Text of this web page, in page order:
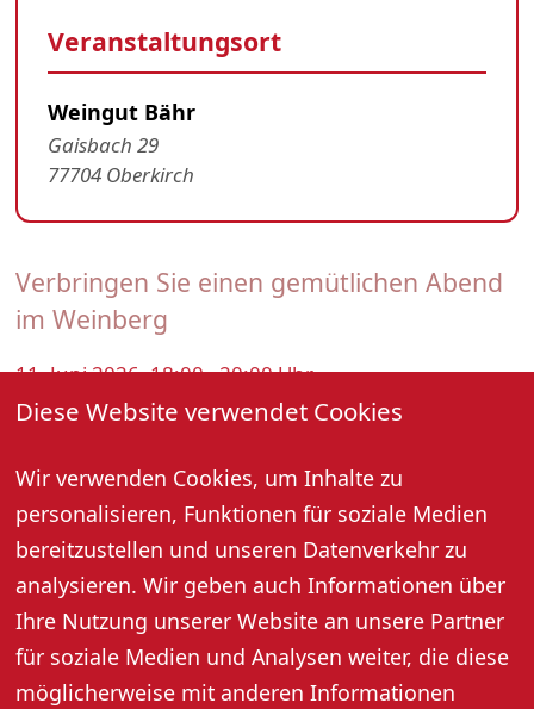
Diese Website verwendet Cookies
Wir verwenden Cookies, um Inhalte zu
personalisieren, Funktionen für soziale Medien
bereitzustellen und unseren Datenverkehr zu
analysieren. Wir geben auch Informationen über
Ihre Nutzung unserer Website an unsere Partner
für soziale Medien und Analysen weiter, die diese
möglicherweise mit anderen Informationen
Verbringen Sie einen gemütlichen Abend
im Weinberg
11. Juni 2026, 18:00 - 20:00 Uhr
Weingut Bähr · Gaisbach 29 · 77704 Oberkirch
20:00 Uhr
Durch den Oberkircher Schlossberg inkl. 5er
Weinprobe, Bauernbrot und Mineralwasser.
Teilnehmerzahl: mind. 8 Personen
Preis pro Person: 20,- Euro
Anmeldung erforderlich: Tel. 07802 2387, Mobil 0173
9726783 oder info@wein-baehr.de
Veranstaltungsort
Weingut Bähr
Gaisbach 29
77704 Oberkirch